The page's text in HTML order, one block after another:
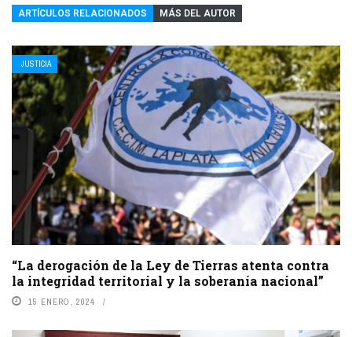
ARTÍCULOS RELACIONADOS MÁS DEL AUTOR
JUSTICIA
“La derogación de la Ley de Tierras atenta contra
la integridad territorial y la soberanía nacional”
15 ENERO, 2024